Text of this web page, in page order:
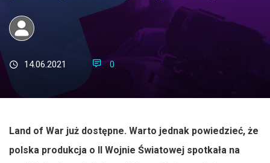
14.06.2021 0
Land of War już dostępne. Warto jednak powiedzieć, że
polska produkcja o II Wojnie Światowej spotkała na